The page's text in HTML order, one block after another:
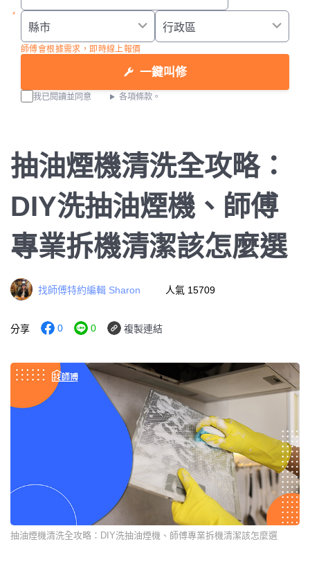
師傅會根據需求，即時線上報價
一鍵叫修
我已閱讀並同意 各項條款。
抽油煙機清洗全攻略：
DIY洗抽油煙機、師傅
專業拆機清潔該怎麼選
找師傅特約編輯 Sharon 人氣 15709
分享 0 0 複製連結
抽油煙機清洗全攻略：DIY洗抽油煙機、師傅專業拆機清潔該怎麼選